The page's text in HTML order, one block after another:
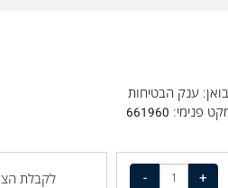
ענק הבטיחות